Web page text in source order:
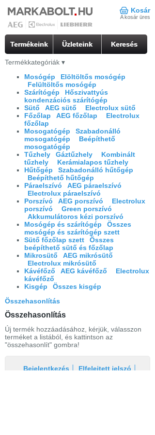
Kosár
A kosár üres
Termékeink Üzleteink Keresés
Termékkategóriák ▾
Mosógép
Elöltöltős mosógép
Felültöltős mosógép
Szárítógép
Hőszivattyús
kondenzációs szárítógép
Sütő
AEG sütő
Electrolux sütő
Főzőlap
AEG főzőlap
Electrolux
főzőlap
Mosogatógép
Szabadonálló
mosogatógép
Beépíthető
mosogatógép
Tűzhely
Gáztűzhely
Kombinált
tűzhely
Kerámialapos tűzhely
Hűtőgép
Szabadonálló hűtőgép
Beépíthető hűtőgép
Páraelszívó
AEG páraelszívó
Electrolux páraelszívó
Porszívó
AEG porszívó
Electrolux
porszívó
Green porszívó
Akkumulátoros kézi porszívó
Mosógép és szárítógép
Összes
mosógép és szárítógép szett
Sütő főzőlap szett
Összes
beépíthető sütő és főzőlap
Mikrosütő
AEG mikrósütő
Electrolux mikrósütő
Kávéfőző
AEG kávéfőző
Electrolux
kávéfőző
Kisgép
Összes kisgép
Összehasonlítás
Összehasonlítás
Új termék hozzáadásához, kérjük, válasszon
terméket a listából, és kattintson az
"összehasonlít" gombra!
Bejelentkezés
Elfelejtett jelszó